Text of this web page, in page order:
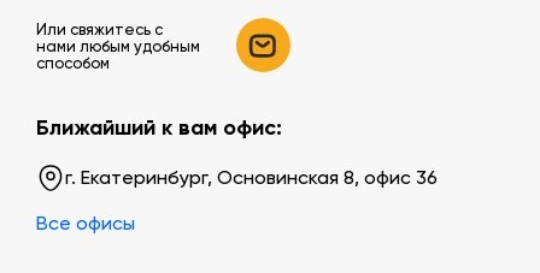
Или свяжитесь c
нами любым удобным
способом
Ближайший к вам офис:
г. Екатеринбург, Основинская 8, офис 36
Все офисы